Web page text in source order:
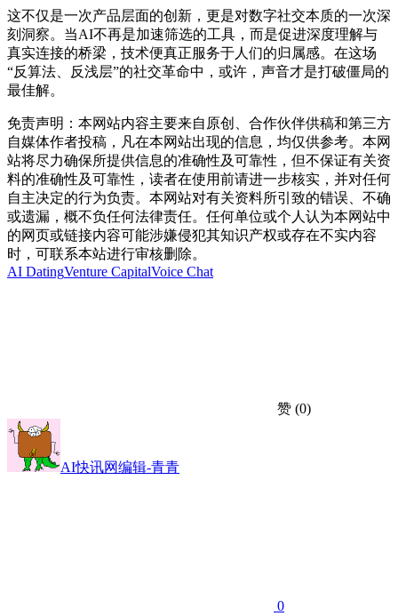
这不仅是一次产品层面的创新，更是对数字社交本质的一次深
刻洞察。当AI不再是加速筛选的工具，而是促进深度理解与
真实连接的桥梁，技术便真正服务于人们的归属感。在这场
“反算法、反浅层”的社交革命中，或许，声音才是打破僵局的
最佳解。
免责声明：本网站内容主要来自原创、合作伙伴供稿和第三方
自媒体作者投稿，凡在本网站出现的信息，均仅供参考。本网
站将尽力确保所提供信息的准确性及可靠性，但不保证有关资
料的准确性及可靠性，读者在使用前请进一步核实，并对任何
自主决定的行为负责。本网站对有关资料所引致的错误、不确
或遗漏，概不负任何法律责任。任何单位或个人认为本网站中
的网页或链接内容可能涉嫌侵犯其知识产权或存在不实内容
时，可联系本站进行审核删除。
AI DatingVenture CapitalVoice Chat
赞 (0)
AI快讯网编辑-青青
0